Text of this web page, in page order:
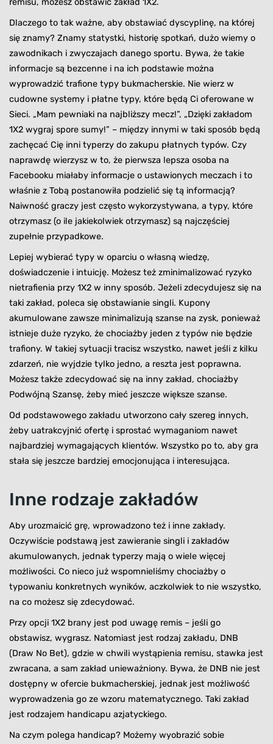
remisu, możesz obstawić zakład 1X2.
Dlaczego to tak ważne, aby obstawiać dyscyplinę, na której
się znamy? Znamy statystki, historię spotkań, dużo wiemy o
zawodnikach i zwyczajach danego sportu. Bywa, że takie
informacje są bezcenne i na ich podstawie można
wyprowadzić trafione typy bukmacherskie. Nie wierz w
cudowne systemy i płatne typy, które będą Ci oferowane w
Sieci. „Mam pewniaki na najbliższy mecz!”, „Dzięki zakładom
1X2 wygraj spore sumy!” – między innymi w taki sposób będą
zachęcać Cię inni typerzy do zakupu płatnych typów. Czy
naprawdę wierzysz w to, że pierwsza lepsza osoba na
Facebooku miałaby informacje o ustawionych meczach i to
właśnie z Tobą postanowiła podzielić się tą informacją?
Naiwność graczy jest często wykorzystywana, a typy, które
otrzymasz (o ile jakiekolwiek otrzymasz) są najczęściej
zupełnie przypadkowe.
Lepiej wybierać typy w oparciu o własną wiedzę,
doświadczenie i intuicję. Możesz też zminimalizować ryzyko
nietrafienia przy 1X2 w inny sposób. Jeżeli zdecydujesz się na
taki zakład, poleca się obstawianie singli. Kupony
akumulowane zawsze minimalizują szanse na zysk, ponieważ
istnieje duże ryzyko, że chociażby jeden z typów nie będzie
trafiony. W takiej sytuacji tracisz wszystko, nawet jeśli z kilku
zdarzeń, nie wyjdzie tylko jedno, a reszta jest poprawna.
Możesz także zdecydować się na inny zakład, chociażby
Podwójną Szansę, żeby mieć jeszcze większe szanse.
Od podstawowego zakładu utworzono cały szereg innych,
żeby uatrakcyjnić ofertę i sprostać wymaganiom nawet
najbardziej wymagających klientów. Wszystko po to, aby gra
stała się jeszcze bardziej emocjonująca i interesująca.
Inne rodzaje zakładów
Aby urozmaicić grę, wprowadzono też i inne zakłady.
Oczywiście podstawą jest zawieranie singli i zakładów
akumulowanych, jednak typerzy mają o wiele więcej
możliwości. Co nieco już wspomnieliśmy chociażby o
typowaniu konkretnych wyników, aczkolwiek to nie wszystko,
na co możesz się zdecydować.
Przy opcji 1X2 brany jest pod uwagę remis – jeśli go
obstawisz, wygrasz. Natomiast jest rodzaj zakładu, DNB
(Draw No Bet), gdzie w chwili wystąpienia remisu, stawka jest
zwracana, a sam zakład unieważniony. Bywa, że DNB nie jest
dostępny w ofercie bukmacherskiej, jednak jest możliwość
wyprowadzenia go ze wzoru matematycznego. Taki zakład
jest rodzajem handicapu azjatyckiego.
Na czym polega handicap? Możemy wyobrazić sobie